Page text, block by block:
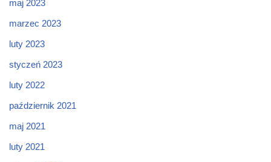
maj 2023
marzec 2023
luty 2023
styczeń 2023
luty 2022
październik 2021
maj 2021
luty 2021